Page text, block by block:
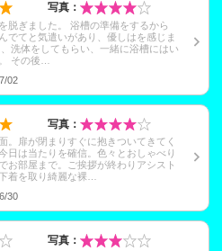
写真：
脱ぎました。 浴槽の準備をするから
でてと気遣いがあり、優しはを感じま
洗体をしてもらい、一緒に浴槽にはい
その後…
02
写真：
。扉が閉まりすぐに抱きついてきてく
日は当たりを確信。色々とおしゃべり
お部屋まで。ご挨拶が終わりアシスト
着を取り綺麗な裸…
30
写真：